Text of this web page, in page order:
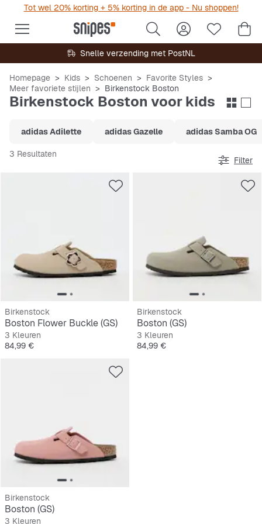
Tot wel 20% korting + 5% korting in de app - Nu shoppen!
Snelle verzending met PostNL
Homepage Kids Schoenen
Favorite Styles
Meer favoriete stijlen
Birkenstock Boston
Birkenstock Boston voor kids
adidas Adilette adidas Gazelle adidas Samba OG
3 Resultaten
Filter
Birkenstock
Boston Flower Buckle (GS)
3 Kleuren
Prijs
84,99 €
Birkenstock
Boston (GS)
3 Kleuren
Prijs
84,99 €
Birkenstock
Boston (GS)
3 Kleuren